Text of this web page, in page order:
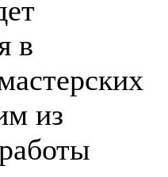
в
из